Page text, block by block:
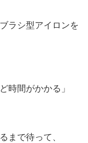
ラシ型アイロンを
時間がかかる」
まで待って、